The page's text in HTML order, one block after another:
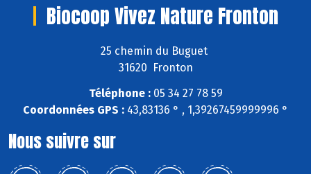
Biocoop Vivez Nature Fronton
25 chemin du Buguet
31620 Fronton
Téléphone :05 34 27 78 59
Coordonnées GPS : 43,83136 ° , 1,39267459999996 °
Nous suivre sur